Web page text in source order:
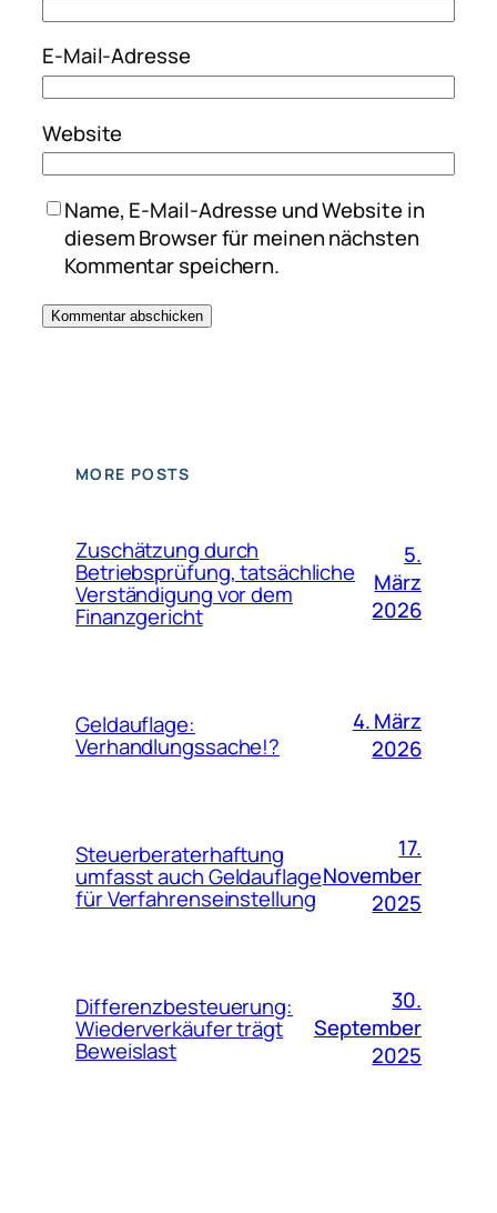
E-Mail-Adresse
Website
Name, E-Mail-Adresse und Website in
diesem Browser für meinen nächsten
Kommentar speichern.
MORE POSTS
Zuschätzung durch
Betriebsprüfung, tatsächliche
Verständigung vor dem
Finanzgericht
5.
März
2026
Geldauflage:
Verhandlungssache!?
4. März
2026
Steuerberaterhaftung
umfasst auch Geldauflage
für Verfahrenseinstellung
17.
November
2025
Differenzbesteuerung:
Wiederverkäufer trägt
Beweislast
30.
September
2025